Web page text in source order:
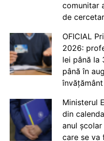
comunitar
de
OFICIAL
2026:
lei până la
până în
învățământ
Ministerul
din
anul
care se va